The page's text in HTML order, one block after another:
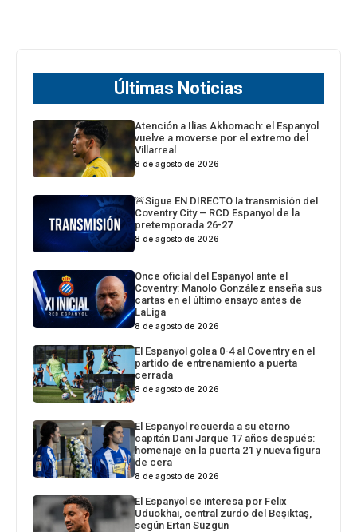
Últimas Noticias
Atención a Ilias Akhomach: el Espanyol
vuelve a moverse por el extremo del
Villarreal
8 de agosto de 2026
🚨Sigue EN DIRECTO la transmisión del
Coventry City – RCD Espanyol de la
pretemporada 26-27
8 de agosto de 2026
Once oficial del Espanyol ante el
Coventry: Manolo González enseña sus
cartas en el último ensayo antes de
LaLiga
8 de agosto de 2026
El Espanyol golea 0-4 al Coventry en el
partido de entrenamiento a puerta
cerrada
8 de agosto de 2026
El Espanyol recuerda a su eterno
capitán Dani Jarque 17 años después:
homenaje en la puerta 21 y nueva figura
de cera
8 de agosto de 2026
El Espanyol se interesa por Felix
Uduokhai, central zurdo del Beşiktaş,
según Ertan Süzgün